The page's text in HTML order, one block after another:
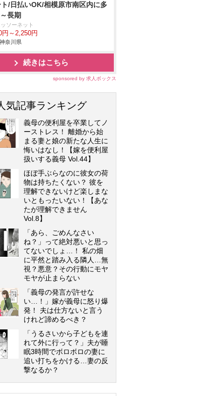
/日払いOK/相模原市南区内に多
長期
ソーネット
～2,250円
奈川県
続きはこちら
sponsored by 求人ボックス
気記事ランキング
義母の便利屋を卒業してノ
ーストレス！ 離婚から始
まる妻と娘の新たな人生に
悔いはなし！【嫁を便利屋
扱いする義母 Vol.44】
ほぼ手ぶらなのに彼女の荷
物は持ちたくない？ 彼を
理解できないけど楽しまな
いともったいない！【あな
たが理解できません
Vol.8】
「あら、ごめんなさい
ね？」って絶対悪いと思っ
てないでしょ…！ 私の畑
に平然と踏み入る隣人…無
視？悪意？その行動にモヤ
モヤが止まらない
「義母の発言が許せな
い…！」嫁が義母に怒り爆
発！ 夫は仕方ないと言う
けれど諦めるべき？
「うるさいから子どもを連
れて外に行って？」夫が睡
眠3時間でボロボロの妻に
追い打ちをかける…妻の反
撃なるか？